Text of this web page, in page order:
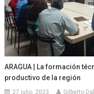
ARAGUA | La formación
productivo de la región
27 julio, 2023 Gilberto